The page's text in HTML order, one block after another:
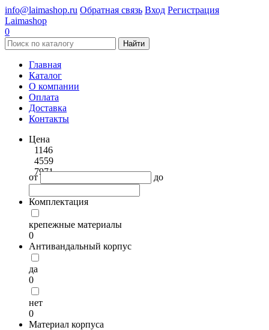
info@laimashop.ru Обратная связь Вход Регистрация
Laimashop
0
Найти
Главная
Каталог
О компании
Оплата
Доставка
Контакты
Цена
1146
4559
7971
от до
Комплектация
крепежные материалы
0
Антивандальный корпус
да
0
нет
0
Материал корпуса